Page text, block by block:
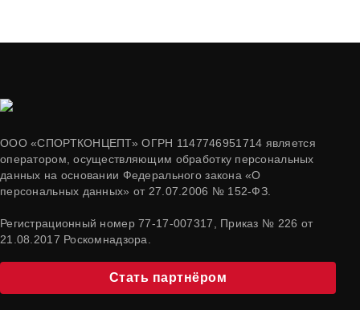
ООО «СПОРТКОНЦЕПТ» ОГРН 1147746951714 является
оператором, осуществляющим обработку персональных
данных на основании Федерального закона «О
персональных данных» от 27.07.2006 № 152-ФЗ.
Регистрационный номер 77-17-007317, Приказ № 226 от
21.08.2017 Роскомнадзора.
Стать партнёром